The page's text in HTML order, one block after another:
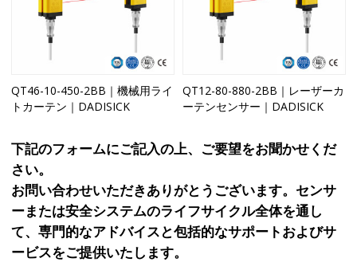
QT46-10-450-2BB｜機械用ライ
トカーテン｜DADISICK
QT12-80-880-2BB｜レーザーカ
ーテンセンサー｜DADISICK
下記のフォームにご記入の上、ご要望をお聞かせくだ
さい。
お問い合わせいただきありがとうございます。センサ
ーまたは安全システムのライフサイクル全体を通し
て、専門的なアドバイスと包括的なサポートおよびサ
ービスをご提供いたします。